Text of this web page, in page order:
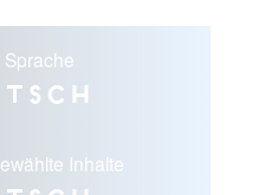
Inhalte